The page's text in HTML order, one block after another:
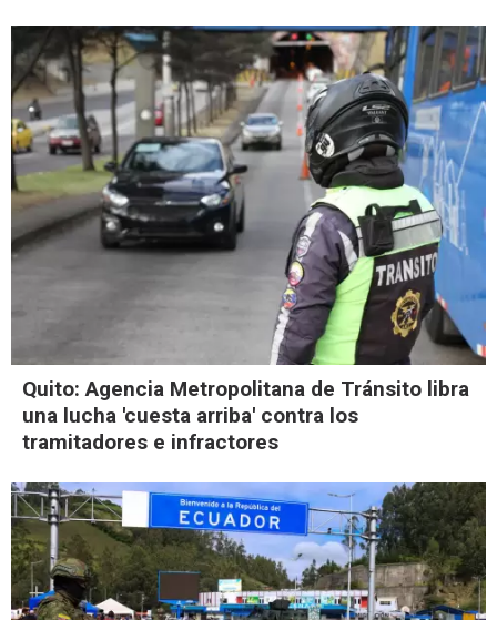
Quito: Agencia Metropolitana de Tránsito libra
una lucha 'cuesta arriba' contra los
tramitadores e infractores